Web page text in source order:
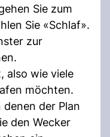
Sie zum
Sie «Schlaf».
zur
also wie viele
möchten.
denen der Plan
den Wecker